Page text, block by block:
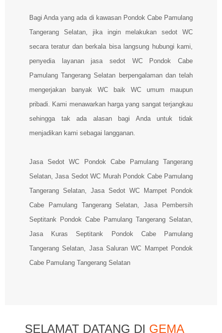
Bagi Anda yang ada di kawasan Pondok Cabe Pamulang
Tangerang Selatan, jika ingin melakukan sedot WC
secara teratur dan berkala bisa langsung hubungi kami,
penyedia layanan jasa sedot WC Pondok Cabe
Pamulang Tangerang Selatan berpengalaman dan telah
mengerjakan banyak WC baik WC umum maupun
pribadi. Kami menawarkan harga yang sangat terjangkau
sehingga tak ada alasan bagi Anda untuk tidak
menjadikan kami sebagai langganan.
Jasa Sedot WC Pondok Cabe Pamulang Tangerang
Selatan, Jasa Sedot WC Murah Pondok Cabe Pamulang
Tangerang Selatan, Jasa Sedot WC Mampet Pondok
Cabe Pamulang Tangerang Selatan, Jasa Pembersih
Septitank Pondok Cabe Pamulang Tangerang Selatan,
Jasa Kuras Septitank Pondok Cabe Pamulang
Tangerang Selatan, Jasa Saluran WC Mampet Pondok
Cabe Pamulang Tangerang Selatan
SELAMAT DATANG DI GEMA